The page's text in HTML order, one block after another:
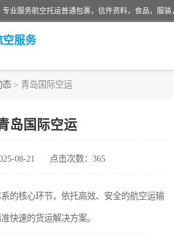
空服务
态 > 青岛国际空运
岛国际空运
08-21 点击次数：365
的核心环节，依托高效、安全的航空运输
快速的货运解决方案。